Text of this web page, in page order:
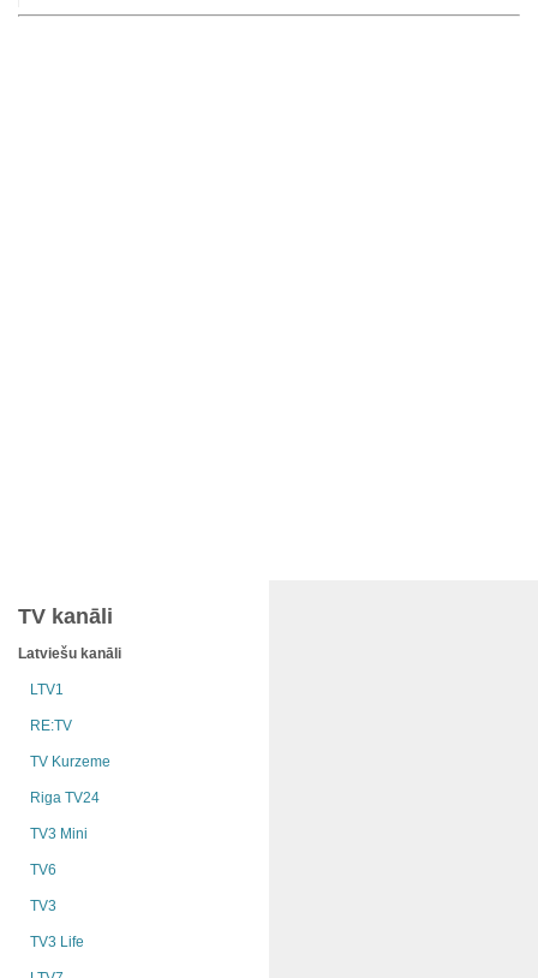
TV kanāli
Latviešu kanāli
LTV1
RE:TV
TV Kurzeme
Riga TV24
TV3 Mini
TV6
TV3
TV3 Life